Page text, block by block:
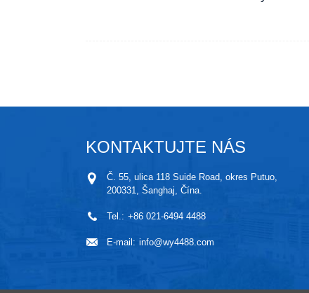
KONTAKTUJTE NÁS
Č. 55, ulica 118 Suide Road, okres Putuo,
200331, Šanghaj, Čína.
Tel.: +86 021-6494 4488
E-mail: info@wy4488.com